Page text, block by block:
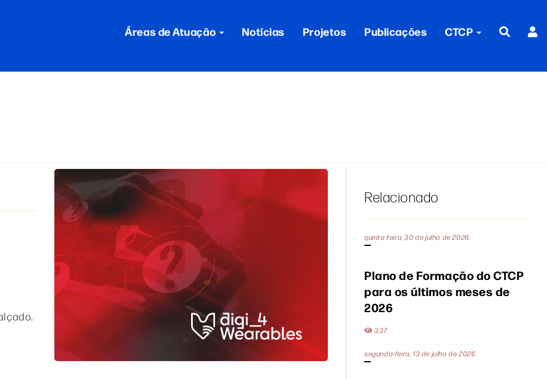
Áreas de Atuação Notícias Projetos Publicações CTCP
Relacionado
quinta-feira, 30 de julho de 2026
Plano de Formação do CTCP
para os últimos meses de
2026
337
segunda-feira, 13 de julho de 2026